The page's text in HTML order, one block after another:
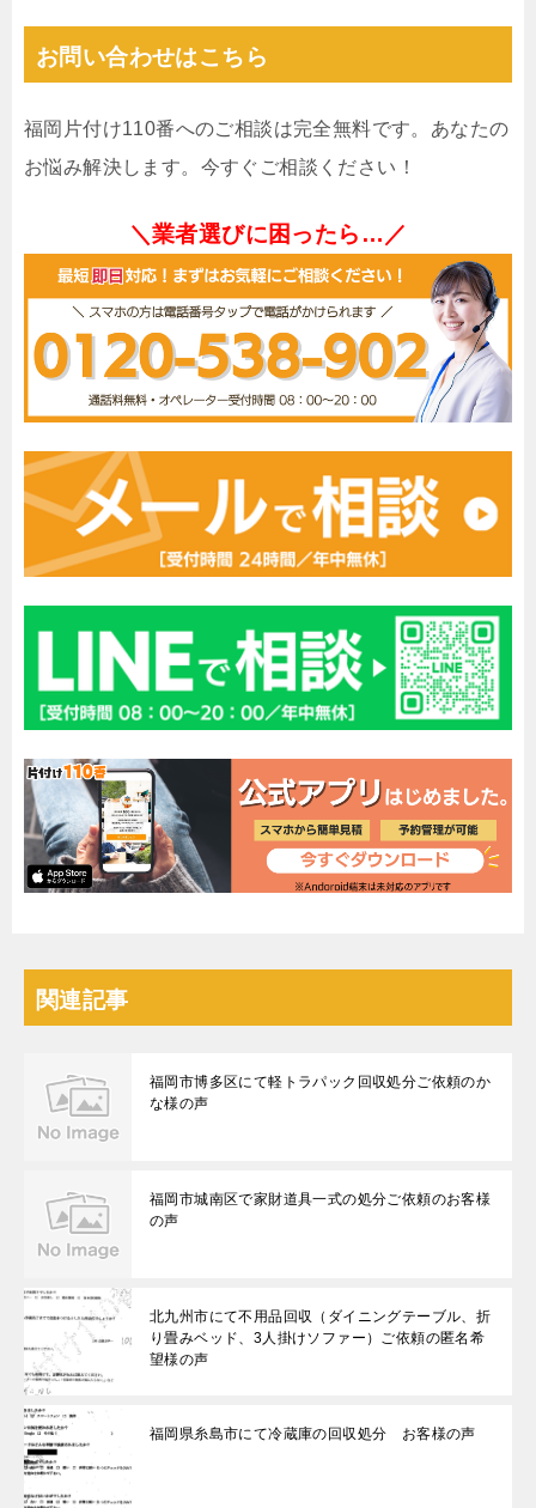
お問い合わせはこちら
福岡片付け110番へのご相談は完全無料です。あなたの
お悩み解決します。今すぐご相談ください！
＼業者選びに困ったら…／
関連記事
福岡市博多区にて軽トラパック回収処分ご依頼のか
な様の声
福岡市城南区で家財道具一式の処分ご依頼のお客様
の声
北九州市にて不用品回収（ダイニングテーブル、折
り畳みベッド、3人掛けソファー）ご依頼の匿名希
望様の声
福岡県糸島市にて冷蔵庫の回収処分 お客様の声